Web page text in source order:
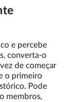
e percebe
converta-o
de começar
o primeiro
Pode
membros,